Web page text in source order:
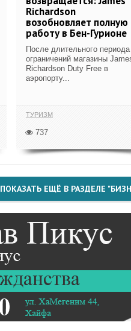
Richardson
возобновляет полную
работу в Бен-Гурионе
После длительного периода
ограничений магазины
Richardson Duty Free в
аэропорту...
ТУРИЗМ
737
ПОКАЗАТЬ ЕЩЁ В РАЗДЕЛЕ